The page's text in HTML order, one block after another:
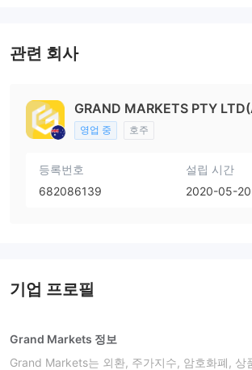
관련 회사
GRAND MARKETS PTY
영업 중 호주
등록번호
682086139
설립 시간
2020-05-20
기업 프로필
Grand Markets 정보
Grand Markets는 외환, 주가지수, 암호화폐, 상